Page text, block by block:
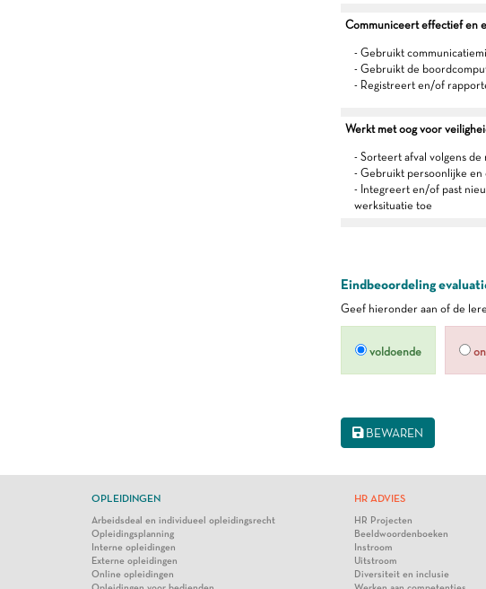
Communiceert effectief en
- Gebruikt
- Gebruikt de
- Registreert en/of
Werkt met oog voor
- Sorteert afval volgens
- Gebruikt persoonlijke en
- Integreert en/of past
werksituatie toe
Eindbeoordeling
Geef hieronder aan of de
voldoende
BEWAREN
OPLEIDINGEN
Arbeidsdeal en individueel opleidingsrecht
Opleidingsplanning
Interne opleidingen
Externe opleidingen
Online opleidingen
HR ADVIES
HR Projecten
Beeldwoordenboeken
Instroom
Uitstroom
Diversiteit en inclusie